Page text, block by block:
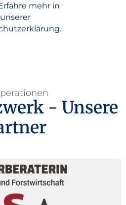
mehr in
unserer
.
- Unsere